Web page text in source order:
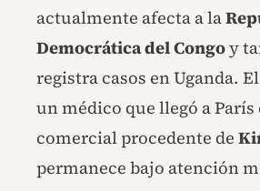
actualmente afecta a la
Democrática del Congoy
registra casos en Uganda.
un médico que llegó a
comercial procedente de
permanece bajo atención